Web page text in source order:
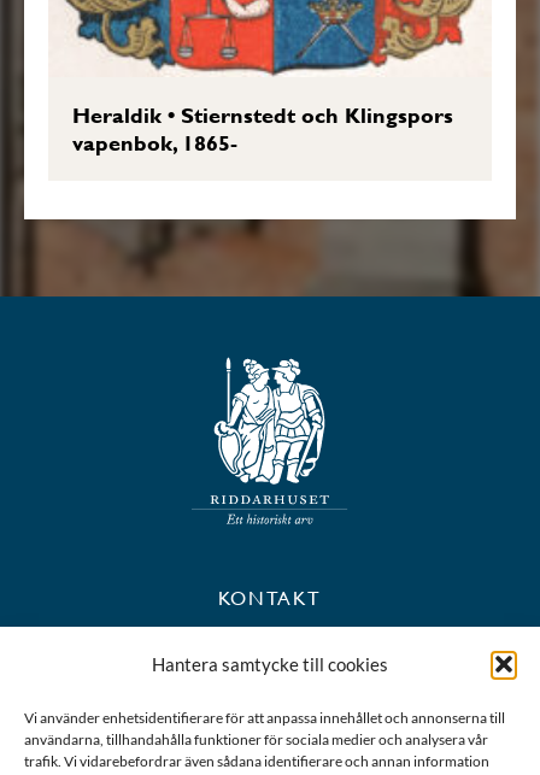
Hantera samtycke till cookies
Vi använder enhetsidentifierare för att anpassa innehållet och annonserna till
användarna, tillhandahålla funktioner för sociala medier och analysera vår
trafik. Vi vidarebefordrar även sådana identifierare och annan information
Heraldik•Stiernstedt och Klingspors
vapenbok, 1865-
KONTAKT
BESÖKS- OCH POSTADRESS